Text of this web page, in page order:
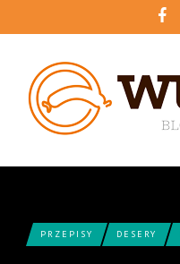
PRZEPISY DESERY